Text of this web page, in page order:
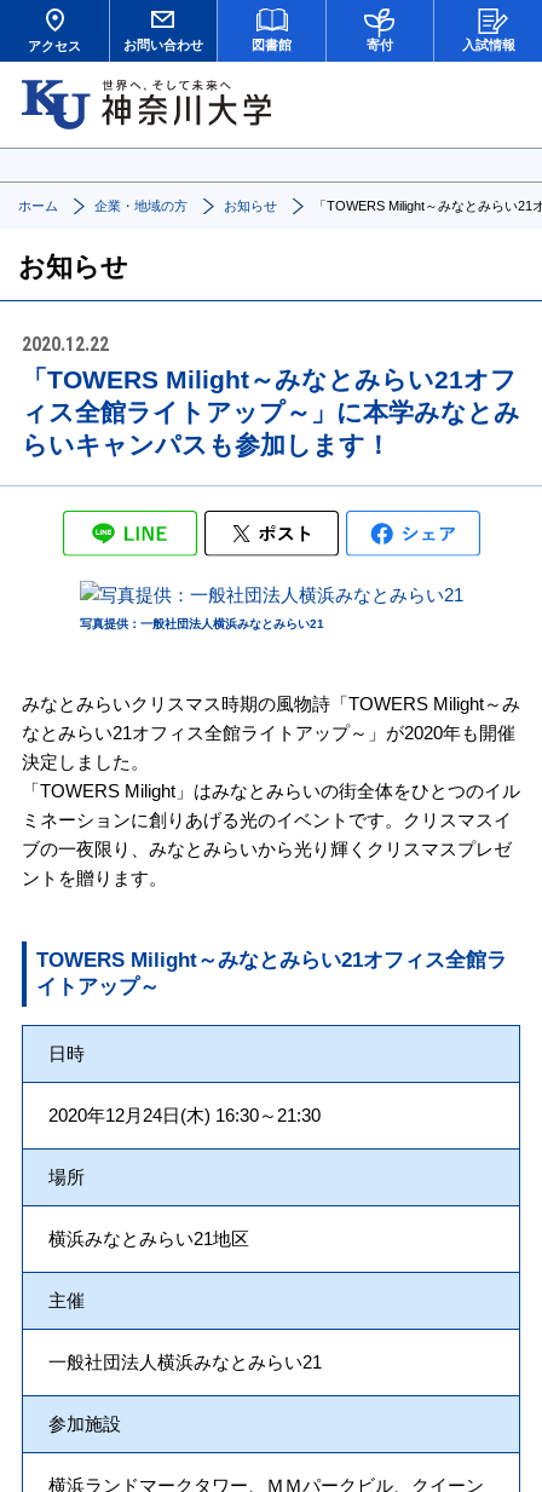
アクセス お問い合わせ 図書館 寄付 入試情報
ホーム 企業・地域の方 お知らせ 「TOWERS Milight～みなとみらい
お知らせ
2020.12.22
「TOWERS Milight～みなとみらい21オフ
ィス全館ライトアップ～」に本学みなとみ
らいキャンパスも参加します！
写真提供：一般社団法人横浜みなとみらい21
みなとみらいクリスマス時期の風物詩「TOWERS Milight～み
なとみらい21オフィス全館ライトアップ～」が2020年も開催
決定しました。
「TOWERS Milight」はみなとみらいの街全体をひとつのイル
ミネーションに創りあげる光のイベントです。クリスマスイ
ブの一夜限り、みなとみらいから光り輝くクリスマスプレゼ
ントを贈ります。
TOWERS Milight～みなとみらい21オフィス全館ラ
イトアップ～
日時
2020年12月24日(木) 16:30～21:30
場所
横浜みなとみらい21地区
主催
⼀般社団法人横浜みなとみらい21
参加施設
横浜ランドマークタワー、ＭＭパークビル、クイーン